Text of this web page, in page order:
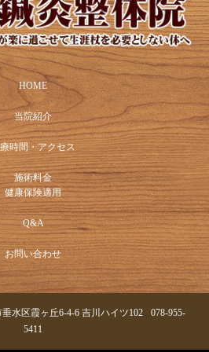
HOME
当院紹介
時間・アクセス
施術料金
健康保険適用
Q&A
お問い合わせ
水区霞ヶ丘6-4-6 吉川ハイツ102
078-955-
5411